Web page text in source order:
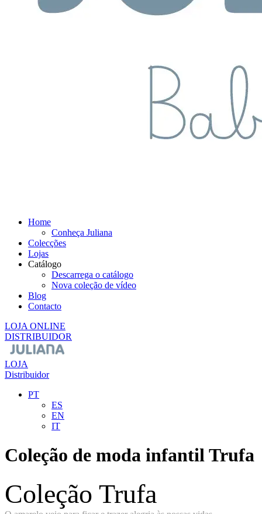
Home
Conheça Juliana
Colecções
Lojas
Catálogo
Descarrega o catálogo
Nova coleção de vídeo
Blog
Contacto
LOJA ONLINE
DISTRIBUIDOR
LOJA
Distribuidor
PT
ES
EN
IT
Coleção de moda infantil Trufa
Coleção Trufa